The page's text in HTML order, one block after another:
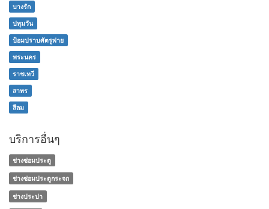
บางรัก
ปทุมวัน
ป้อมปราบศัตรูพ่าย
พระนคร
ราชเทวี
สาทร
สีลม
บริการอื่นๆ
ช่างซ่อมประตู
ช่างซ่อมประตูกระจก
ช่างประปา